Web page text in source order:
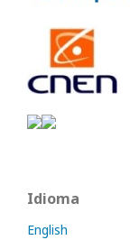
Idioma
English